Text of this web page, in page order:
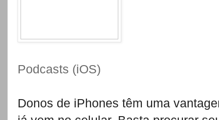
Podcasts (iOS)
Donos de iPhones têm uma